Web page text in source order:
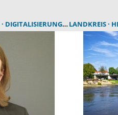
DIGITALISIERUNG LANDKREIS